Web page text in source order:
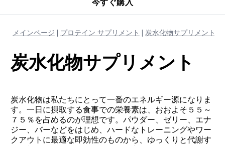
今すぐ購入
メインページ プロテイン サプリメント 炭水化物サプリメント
炭水化物サプリメント
炭水化物は私たちにとって一番のエネルギー源になりま
す。一日に摂取する食事での栄養素は、おおよそ５５～
７５％を占めるのが理想です。パウダー、ゼリー、エナ
ジー、バーなどをはじめ、ハードなトレーニングやワー
クアウトに最適な即効性のものから、ゆっくりと代謝す